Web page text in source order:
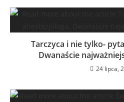
Tarczyca i nie tylko-
Dwanaście
24 lipca,